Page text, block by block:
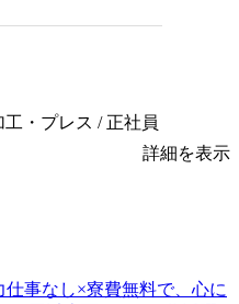
・プレス / 正社員
詳細を表示